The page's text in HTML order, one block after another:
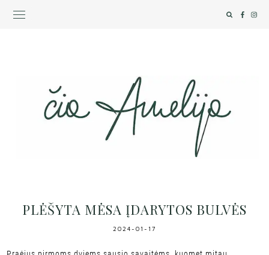
PLĖŠYTA MĖSA ĮDARYTOS BULVĖS
2024-01-17